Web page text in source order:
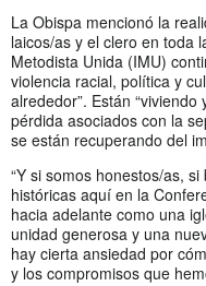
La Obispa mencionó la
laicos/as y el clero en toda
Metodista Unida (IMU)
violencia racial, política y
alrededor”. Están
pérdida asociados con la
se están recuperando del
“Y si somos honestos/as,
históricas aquí en la
hacia adelante como una
unidad generosa y una
hay cierta ansiedad por
y los compromisos que